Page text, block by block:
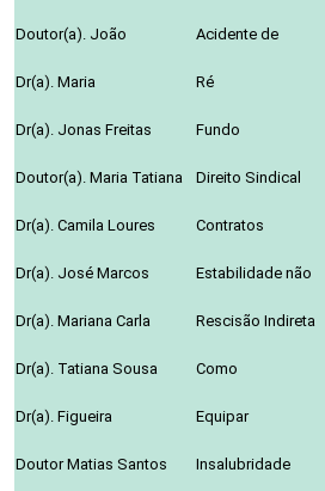
Doutor(a). João
Acidente de
Dr(a). Maria
Ré
Dr(a). Jonas Freitas
Fundo
Doutor(a). Maria Tatiana
Direito Sindical
Dr(a). Camila Loures
Contratos
Dr(a). José Marcos
Estabilidade não
Dr(a). Mariana Carla
Rescisão Indireta
Dr(a). Tatiana Sousa
Como
Dr(a). Figueira
Equipar
Doutor Matias Santos
Insalubridade